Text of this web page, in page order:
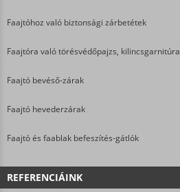
Faajtóhoz való biztonsági zárbetétek
Faajtóra való törésvédőpajzs, kilincsgarnitúra
Faajtó bevéső-zárak
Faajtó hevederzárak
Faajtó és faablak befeszítés-gátlók
REFERENCIÁINK